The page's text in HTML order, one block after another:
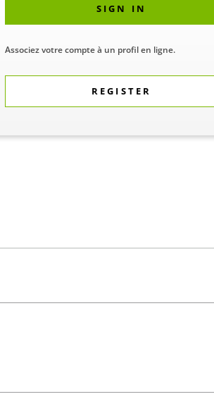
SIGN IN
Associez votre compte à un profil en ligne.
REGISTER
la disponibilité et les prix dans votre